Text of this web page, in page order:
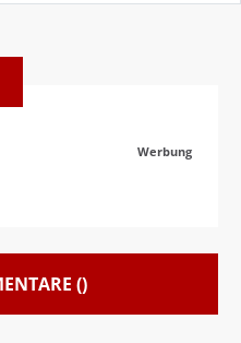
Werbung
()